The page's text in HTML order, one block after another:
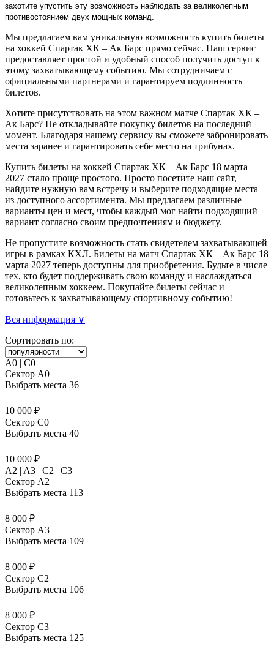
захотите упустить эту возможность наблюдать за великолепным
противостоянием двух мощных команд.
Мы предлагаем вам уникальную возможность купить билеты
на хоккей Спартак ХК – Ак Барс прямо сейчас. Наш сервис
предоставляет простой и удобный способ получить доступ к
этому захватывающему событию. Мы сотрудничаем с
официальными партнерами и гарантируем подлинность
билетов.
Хотите присутствовать на этом важном матче Спартак ХК –
Ак Барс? Не откладывайте покупку билетов на последний
момент. Благодаря нашему сервису вы сможете забронировать
места заранее и гарантировать себе место на трибунах.
Купить билеты на хоккей Спартак ХК – Ак Барс 18 марта
2027 стало проще простого. Просто посетите наш сайт,
найдите нужную вам встречу и выберите подходящие места
из доступного ассортимента. Мы предлагаем различные
варианты цен и мест, чтобы каждый мог найти подходящий
вариант согласно своим предпочтениям и бюджету.
Не пропустите возможность стать свидетелем захватывающей
игры в рамках КХЛ. Билеты на матч Спартак ХК – Ак Барс 18
марта 2027 теперь доступны для приобретения. Будьте в числе
тех, кто будет поддерживать свою команду и наслаждаться
великолепным хоккеем. Покупайте билеты сейчас и
готовьтесь к захватывающему спортивному событию!
Вся информация ∨
Сортировать по:
A0 | C0
Сектор A0
Выбрать места 36
10 000 ₽
Сектор C0
Выбрать места 40
10 000 ₽
A2 | A3 | C2 | C3
Сектор A2
Выбрать места 113
8 000 ₽
Сектор A3
Выбрать места 109
8 000 ₽
Сектор C2
Выбрать места 106
8 000 ₽
Сектор C3
Выбрать места 125